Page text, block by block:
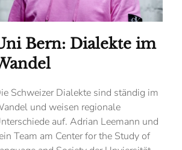
Bern: Dialekte im
Schweizer Dialekte sind ständig im
und weisen regionale
auf. Adrian Leemann und
Team am Center for the Study of